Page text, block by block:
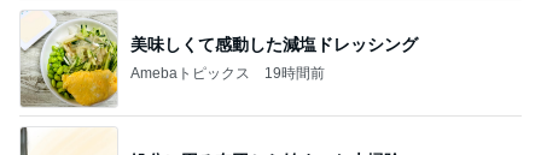
美味しくて感動した減塩ドレッシング
Amebaトピックス 19時間前